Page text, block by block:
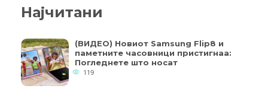
Најчитани
(ВИДЕО) Новиот Samsung Flip8 и
паметните часовници пристигнаа:
Погледнете што носат
119